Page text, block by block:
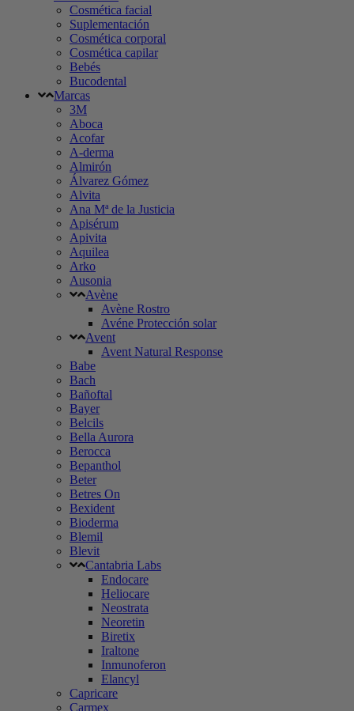
Cosmética facial
Suplementación
Cosmética corporal
Cosmética capilar
Bebés
Bucodental
Marcas
3M
Aboca
Acofar
A-derma
Almirón
Álvarez Gómez
Alvita
Ana Mª de la Justicia
Apisérum
Apivita
Aquilea
Arko
Ausonia
Avène
Avène Rostro
Avéne Protección solar
Avent
Avent Natural Response
Babe
Bach
Bañoftal
Bayer
Belcils
Bella Aurora
Berocca
Bepanthol
Beter
Betres On
Bexident
Bioderma
Blemil
Blevit
Cantabria Labs
Endocare
Heliocare
Neostrata
Neoretin
Biretix
Iraltone
Inmunoferon
Elancyl
Capricare
Carmex